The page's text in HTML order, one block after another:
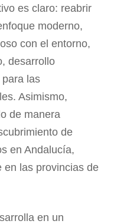
es claro: reabrir
moderno,
con el entorno,
desarrollo
las
Asimismo,
de manera
de
en Andalucía,
en las provincias de
en un